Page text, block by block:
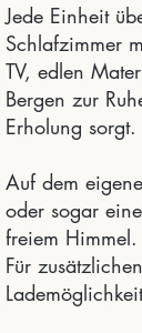
Jede Einheit
Schlafzimmer
TV, edlen
Bergen zur
Erholung sorgt.
Auf dem
oder sogar
freiem Himmel.
Für